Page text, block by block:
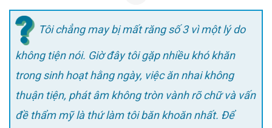
Tôi chẳng may bị mất răng số 3 vì một lý do
không tiện nói. Giờ đây tôi gặp nhiều khó khăn
trong sinh hoạt hằng ngày, việc ăn nhai không
thuận tiện, phát âm không tròn vành rõ chữ và vấn
đề thẩm mỹ là thứ làm tôi băn khoăn nhất. Để